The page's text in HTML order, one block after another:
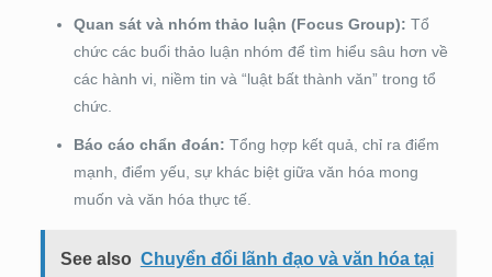
Quan sát và nhóm thảo luận (Focus Group): Tổ
chức các buổi thảo luận nhóm để tìm hiểu sâu hơn về
các hành vi, niềm tin và “luật bất thành văn” trong tổ
chức.
Báo cáo chẩn đoán: Tổng hợp kết quả, chỉ ra điểm
mạnh, điểm yếu, sự khác biệt giữa văn hóa mong
muốn và văn hóa thực tế.
See also Chuyển đổi lãnh đạo và văn hóa tại